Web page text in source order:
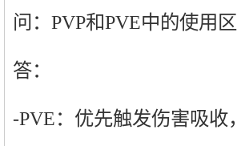
问：PVP和PVE中的使用区
答：
-PVE：优先触发伤害吸收